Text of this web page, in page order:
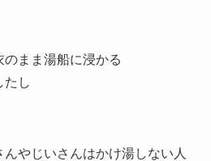
まま湯船に浸かる
たし
やじいさんはかけ湯しない人